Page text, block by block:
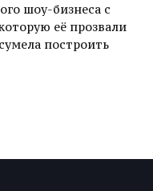
шоу-бизнеса с
её прозвали
построить